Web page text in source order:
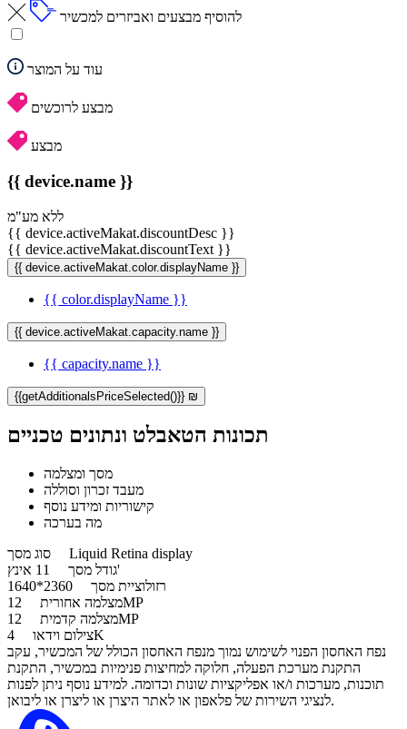
להוסיף מבצעים ואביזרים למכשיר
עוד על המוצר
מבצע לרוכשים
מבצע
{{ device.name }}
ללא מע"מ
{{ device.activeMakat.discountDesc }}
{{ device.activeMakat.discountText }}
{{ device.activeMakat.color.displayName }}
{{ color.displayName }}
{{ device.activeMakat.capacity.name }}
{{ capacity.name }}
{{getAdditionalsPriceSelected()}} ₪
תכונות הטאבלט ונתונים טכניים
מסך ומצלמה
מעבד זכרון וסוללה
קישוריות ומידע נוסף
מה בערכה
סוג מסך Liquid Retina display
גודל מסך11 אינץ'
רזולוציית מסך
מצלמה אחורית12MP
מצלמה קדמית12MP
צילום וידאו4K
נפח האחסון הפנוי לשימוש נמוך מנפח האחסון הכולל של המכשיר, עקב
התקנת מערכת הפעלה, חלוקה למחיצות פנימיות במכשיר, התקנת
תוכנות, מערכות ו/או אפליקציות שונות וכדומה. למידע נוסף ניתן לפנות
לנציגי השירות של פלאפון או לאתר היצרן או ליצרן או ליבואן.